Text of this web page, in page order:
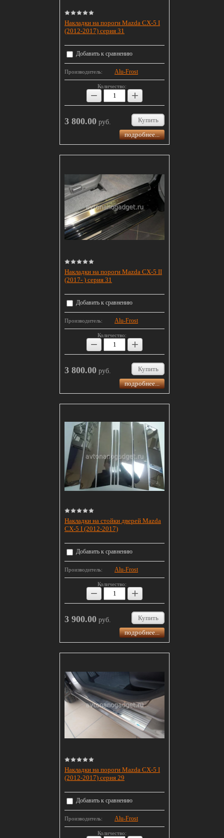
Накладки на пороги Mazda CX-5 I
(2012-2017) серия 31
Добавить к сравнению
Производитель: Alu-Frost
Количество:
− +
3 800.00 руб.
Купить
подробнее...
Накладки на пороги Mazda CX-5 II
(2017- ) серия 31
Добавить к сравнению
Производитель: Alu-Frost
Количество:
− +
3 800.00 руб.
Купить
подробнее...
Накладки на стойки дверей Mazda
CX-5 I (2012-2017)
Добавить к сравнению
Производитель: Alu-Frost
Количество:
− +
3 900.00 руб.
Купить
подробнее...
Накладки на пороги Mazda CX-5 I
(2012-2017) серия 29
Добавить к сравнению
Производитель: Alu-Frost
Количество: